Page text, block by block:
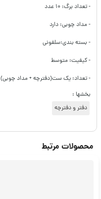
- تعداد برگ: ۱۰ عدد
- مداد چوبی: دارد
- بسته بندی:‌سلفونی
- کیفیت: متوسط
- تعداد: یک ست(دفترچه + مداد چوبی)
بخشها :
دفتر و دفترچه
محصولات مرتبط